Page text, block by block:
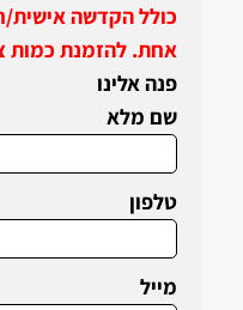
כולל הקדשה אישית/
אחת. להזמנת כמות
פנה אלינו
שם מלא
טלפון
מייל